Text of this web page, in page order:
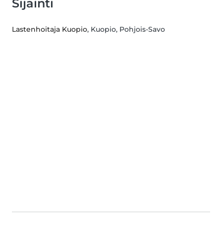
Sijainti
Lastenhoitaja Kuopio, Kuopio, Pohjois-Savo